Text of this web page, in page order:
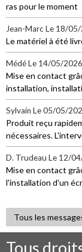
ras pour le moment
Jean-Marc Le 18/
Le matériel à été
MédéLe 14/05/2026
Mise en contact
installation,
Sylvain Le 05/05/
Produit reçu
nécessaires.
D. Trudeau Le 12/
Mise en contact
l'installation d'un
Tous les
Tous